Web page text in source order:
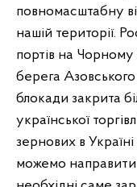
повномасштабну
нашій території.
портів на
берега Азовського
блокади закрита
української
зернових в
можемо направити